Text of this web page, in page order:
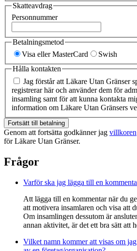
Skatteavdrag
Personnummer
Betalningsmetod
Visa eller MasterCard
Swish
Hålla kontakten
Jag förstår att Läkare Utan Gränser
registrerar här och använder dem för
insamling samt för att kunna kontakta
information om Läkare Utan Gränsers
Fortsätt till betalning
Genom att fortsätta godkänner jag villkoren
för Läkare Utan Gränser.
Frågor
Varför ska jag lägga till en
Att lägga till en kommentar när du
att motivera insamlaren och visa att
Om insamlingen dessutom är
annan aktivitet, är det ett bra sätt att
Vilket namn kommer att visas om